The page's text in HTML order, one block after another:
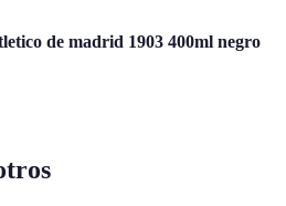
de madrid 1903 400ml negro